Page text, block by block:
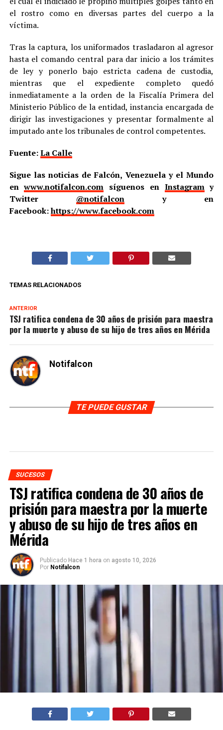
el rostro como en diversas partes del cuerpo a la
víctima.
Tras la captura, los uniformados trasladaron al agresor
hasta el comando central para dar inicio a los trámites
de ley y ponerlo bajo estricta cadena de custodia,
mientras que el expediente completo quedó
inmediatamente a la orden de la Fiscalía Primera del
Ministerio Público de la entidad, instancia encargada de
dirigir las investigaciones y presentar formalmente al
imputado ante los tribunales de control competentes.
Fuente:La Calle
Sigue las noticias de Falcón, Venezuela y el Mundo
enwww.notifalcon.com síguenos en Instagramy
Twitter @notifalcony en
Facebook:https://www.facebook.com
TEMAS RELACIONADOS
ANTERIOR
TSJ ratifica condena de 30 años de prisión para maestra
por la muerte y abuso de su hijo de tres años en Mérida
Notifalcon
TE PUEDE GUSTAR
SUCESOS
TSJ ratifica condena de 30 años de
prisión para maestra por la muerte
y abuso de su hijo de tres años en
Mérida
Publicado Hace 1 hora on agosto 10, 2026
Por Notifalcon